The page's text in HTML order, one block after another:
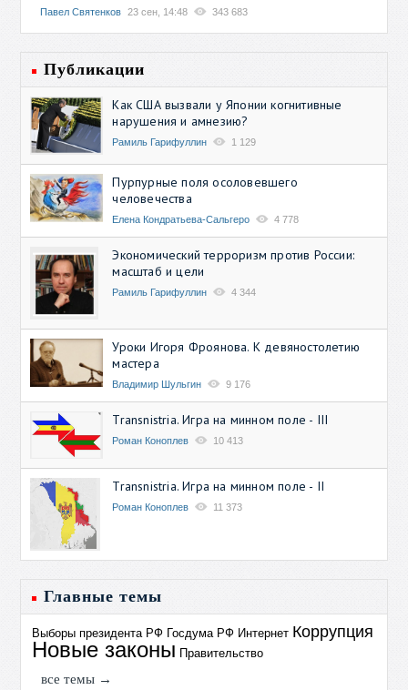
Павел Святенков 23 сен, 14:48 343 683
Публикации
Как США вызвали у Японии когнитивные
нарушения и амнезию?
Рамиль Гарифуллин 1 129
Пурпурные поля осоловевшего
человечества
Елена Кондратьева-Сальгеро 4 778
Экономический терроризм против России:
масштаб и цели
Рамиль Гарифуллин 4 344
Уроки Игоря Фроянова. К девяностолетию
мастера
Владимир Шульгин 9 176
Transnistria. Игра на минном поле - III
Роман Коноплев 10 413
Transnistria. Игра на минном поле - II
Роман Коноплев 11 373
Главные темы
Выборы президента РФ Госдума РФ Интернет Коррупция
Новые законы Правительство
все темы →